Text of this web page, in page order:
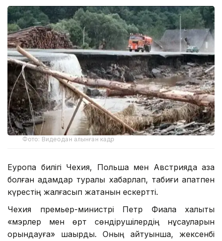
Фото: Видеодан алынған кадр
Еуропа билігі Чехия, Польша мен Австрияда қаза
болған адамдар туралы хабарлап, табиғи апатпен
күрестің жалғасып жатқанын ескертті.
Чехия премьер-министрі Петр Фиала халықты
«мэрлер мен өрт сөндірушілердің нұсқауларын
орындауға» шақырды. Оның айтуынша, жексенбі